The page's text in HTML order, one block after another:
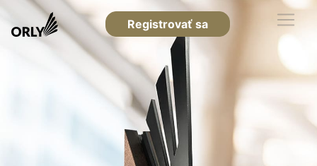
Registrovať sa